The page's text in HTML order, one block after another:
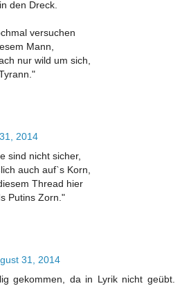
den Dreck.
versuchen
Mann,
nur wild um sich,
2014
sind nicht sicher,
auch auf`s Korn,
Thread hier
Putins Zorn."
31, 2014
gekommen, da in Lyrik nicht geübt.